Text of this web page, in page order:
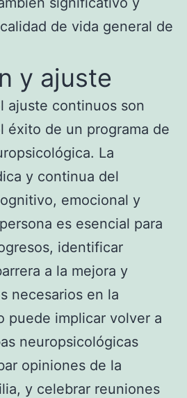
de vida general de
y ajuste
ajuste continuos son
éxito de un programa de
La
y continua del
emocional y
es esencial para
identificar
a la mejora y
necesarios en la
puede implicar volver a
neuropsicológicas
opiniones de la
y celebrar reuniones